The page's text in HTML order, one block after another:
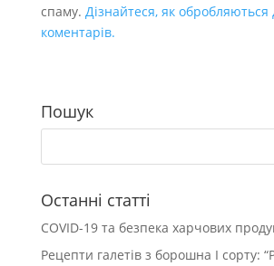
спаму. Дізнайтеся, як обробляються
коментарів.
Пошук
Останні статті
COVID-19 та безпека харчових
Рецепти галетів з борошна І сорту: